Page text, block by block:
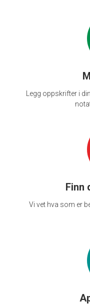
Legg oppskrifter i
Finn
Vi vet hva som er